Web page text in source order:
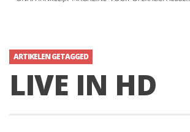
ARTIKELEN GETAGGED
LIVE IN HD